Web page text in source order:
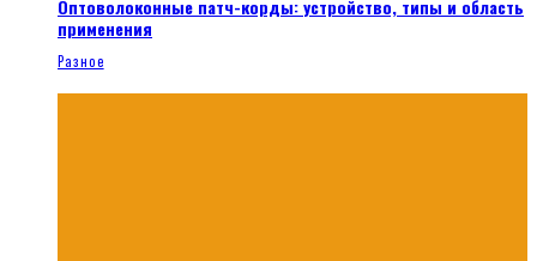
Оптоволоконные патч-корды: устройство, типы и область
применения
Разное